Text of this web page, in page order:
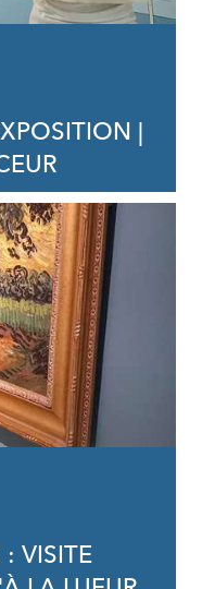
|
VISITE